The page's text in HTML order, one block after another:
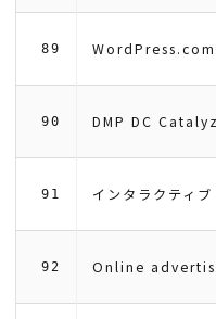
89 WordPress.com
90 DMP DC
91 インタラクティ
92 Online